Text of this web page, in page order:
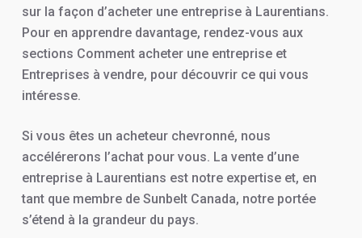
sur la façon d’acheter une entreprise à Laurentians.
Pour en apprendre davantage, rendez-vous aux
sections Comment acheter une entreprise et
Entreprises à vendre, pour découvrir ce qui vous
intéresse.
Si vous êtes un acheteur chevronné, nous
accélérerons l’achat pour vous. La vente d’une
entreprise à Laurentians est notre expertise et, en
tant que membre de Sunbelt Canada, notre portée
s’étend à la grandeur du pays.